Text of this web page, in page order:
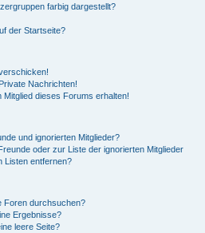
farbig dargestellt?
der Startseite?
Nachrichten!
Mitglied dieses Forums erhalten!
und ignorierten Mitglieder?
oder zur Liste der ignorierten Mitglieder
Listen entfernen?
Foren durchsuchen?
Ergebnisse?
leere Seite?